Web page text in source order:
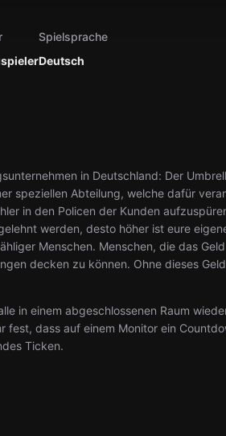
Deutsch
Spielsprache
in Deutschland: Der
speziellen Abteilung, welche dafür
in den Policen der Kunden
werden, desto höher ist eure
Menschen. Menschen, die das
decken zu können. Ohne dieses
in einem abgeschlossenen Raum
fest, dass auf einem Monitor ein
Ticken.